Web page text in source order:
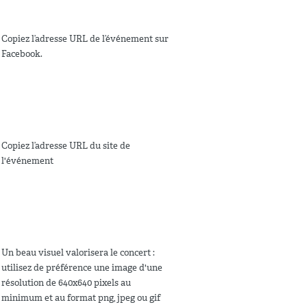
Copiez l’adresse URL de l’événement sur
Facebook.
Copiez l’adresse URL du site de
l'événement
Un beau visuel valorisera le concert :
utilisez de préférence une image d'une
résolution de 640x640 pixels au
minimum et au format png, jpeg ou gif